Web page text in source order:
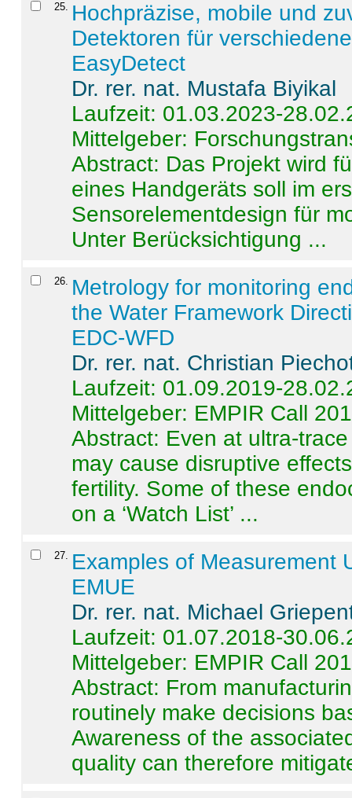
25. Hochpräzise, mobile und
Detektoren für
EasyDetect
Dr. rer. nat. Mustafa Biyikal
Laufzeit: 01.03.2023-
Mittelgeber:
Abstract: Das Projekt wird
eines Handgeräts soll im
Sensorelementdesign für
Unter Berücksichtigung ...
26. Metrology for monitoring
the Water Framework
EDC-WFD
Dr. rer. nat. Christian
Laufzeit: 01.09.2019-
Mittelgeber: EMPIR Call
Abstract: Even at ultra-
may cause disruptive
fertility. Some of these
on a ‘Watch List’ ...
27. Examples of Measurement
EMUE
Dr. rer. nat. Michael
Laufzeit: 01.07.2018-
Mittelgeber: EMPIR Call
Abstract: From
routinely make decisions
Awareness of the
quality can therefore